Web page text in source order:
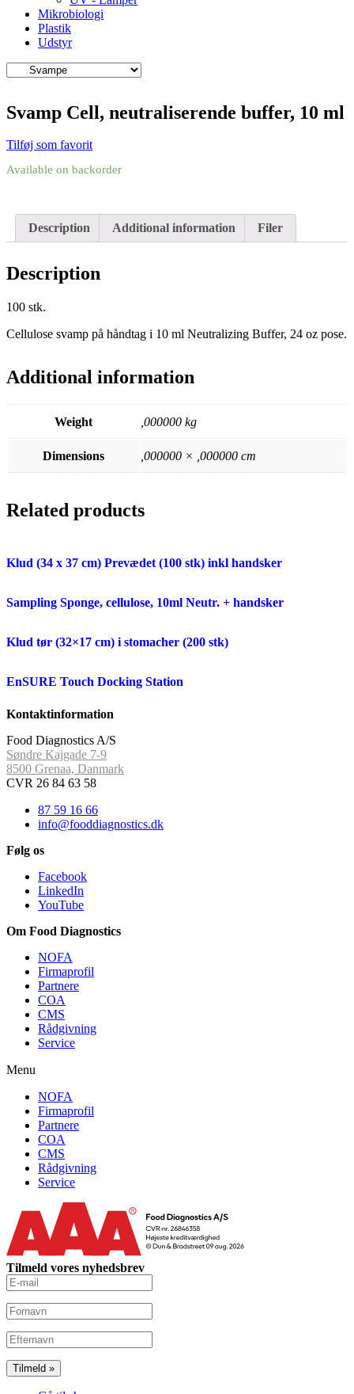
Mikrobiologi
Plastik
Udstyr
Svamp Cell, neutraliserende buffer, 10 ml
Tilføj som favorit
Available on backorder
Description Additional information Filer
Description
100 stk.
Cellulose svamp på håndtag i 10 ml Neutralizing Buffer, 24 oz pose.
Additional information
Weight ,000000 kg
Dimensions ,000000 × ,000000 cm
Related products
Klud (34 x 37 cm) Prevædet (100 stk) inkl handsker
Sampling Sponge, cellulose, 10ml Neutr. + handsker
Klud tør (32×17 cm) i stomacher (200 stk)
EnSURE Touch Docking Station
Kontaktinformation
Food Diagnostics A/S
Søndre Kajgade 7-9
8500 Grenaa, Danmark
CVR 26 84 63 58
87 59 16 66
info@fooddiagnostics.dk
Følg os
Facebook
LinkedIn
YouTube
Om Food Diagnostics
NOFA
Firmaprofil
Partnere
COA
CMS
Rådgivning
Service
Menu
NOFA
Firmaprofil
Partnere
COA
CMS
Rådgivning
Service
Tilmeld vores nyhedsbrev